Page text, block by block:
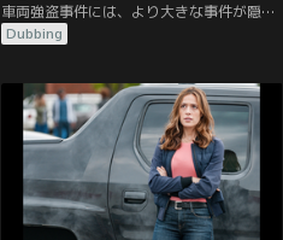
車両強盗事件には、より大きな事件が隠れ
ていることがわかり、ボイト率いる特捜班
は、女性スタッフだけを雇用するやり手の
に配属された新人のバネッサ・ロハスは、
潜入捜査から特捜への異動に戸惑うが、新
しい事件で、自分の能力を見せようとす
る。
Dubbing